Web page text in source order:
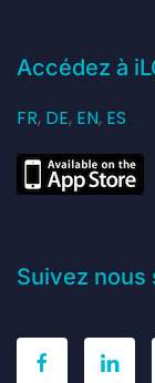
Accédez à
FR, DE, EN, ES
Suivez nous